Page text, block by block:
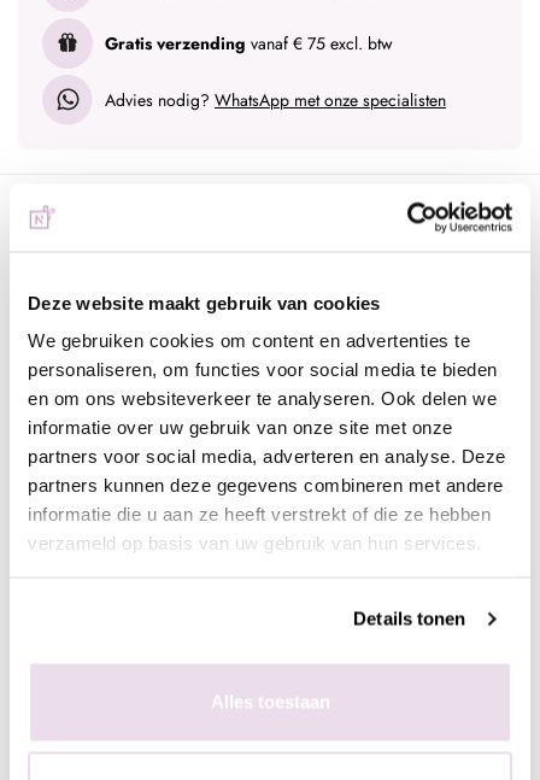
Deze website maakt gebruik van cookies
We gebruiken cookies om content en advertenties te
personaliseren, om functies voor social media te bieden
en om ons websiteverkeer te analyseren. Ook delen we
informatie over uw gebruik van onze site met onze
partners voor social media, adverteren en analyse. Deze
partners kunnen deze gegevens combineren met andere
informatie die u aan ze heeft verstrekt of die ze hebben
verzameld op basis van uw gebruik van hun services.
Details tonen
Alles toestaan
Gratis verzending vanaf € 75 excl. btw
Advies nodig? WhatsApp met onze specialisten
Omschrijving
Deze heerlijke geur heeft als hoofdnoten warm kruidig, zoet en
vanille. Daarnaast komen de tonen houtachtig, poederig, amber,
fris kruidig, aromatisch, witte bloemen en citrusvruchten naar
boven.
Joyfull Journey M15 is een oosterse houtachtige geur voor
heren. De topnoten zijn kardemom, nootmuskaat, saffraan,
manderijn en neroli. De hartnoten zijn kulfi, roos, mastiekhars,
oranjebloesem en jasmijn. De basisnoten zijn vanille, amber,
hout noten en sandelhout.
omhulsel en automiser. Hierdoor is het ideaal om mee te nemen
onderweg. Door dit formaat geuren kun je je collectie met